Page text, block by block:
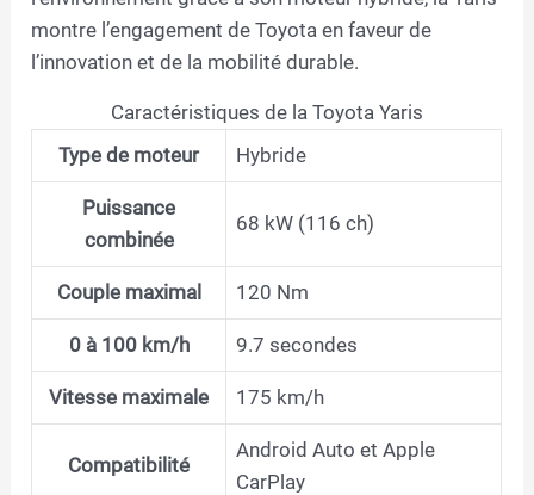
montre l’engagement de Toyota en faveur de
l’innovation et de la mobilité durable.
Caractéristiques de la Toyota Yaris
Type de moteur
Hybride
Puissance
combinée
68 kW (116 ch)
Couple maximal 120 Nm
0 à 100 km/h 9.7 secondes
Vitesse maximale 175 km/h
Compatibilité
Android Auto et Apple
CarPlay